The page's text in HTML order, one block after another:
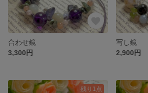
合わせ鏡
3,300円
写し鏡
2,900円
残り1点